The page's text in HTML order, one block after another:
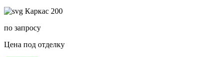
Каркас 200
по запросу
Цена под отделку